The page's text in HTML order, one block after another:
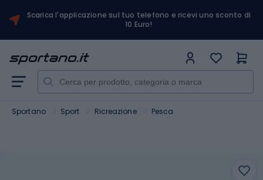
Scarica l'applicazione sul tuo telefono e ricevi uno sconto di
10 Euro!
Sportano Sport Ricreazione Pesca